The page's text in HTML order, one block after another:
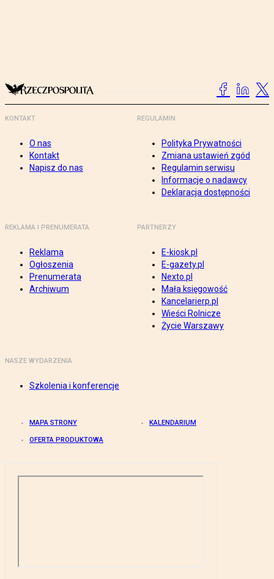
KONTAKT
O nas
Kontakt
Napisz do nas
REGULAMIN
Polityka Prywatności
Zmiana ustawień zgód
Regulamin serwisu
Informacje o nadawcy
Deklaracja dostępności
REKLAMA I PRENUMERATA
Reklama
Ogłoszenia
Prenumerata
Archiwum
PARTNERZY
E-kiosk.pl
E-gazety.pl
Nexto.pl
Mała księgowość
Kancelarierp.pl
Wieści Rolnicze
Życie Warszawy
NASZE WYDARZENIA
Szkolenia i konferencje
MAPA STRONY KALENDARIUM
OFERTA PRODUKTOWA